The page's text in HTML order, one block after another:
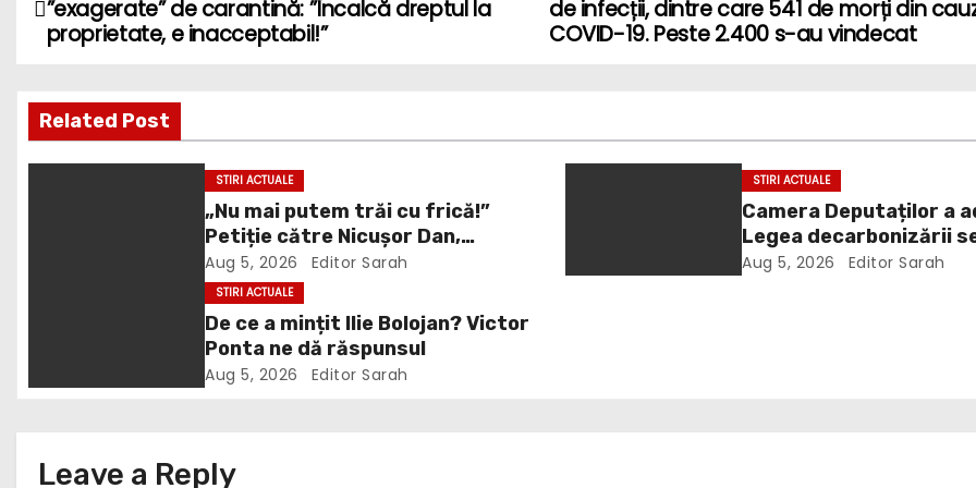
o
t
n
de infecții, dintre care 541 de morți din
COVID-19. Peste 2.400 s-au vindecat
”exagerate” de carantină: ”Încalcă dreptul la
proprietate, e inacceptabil!”
Related Post
STIRI ACTUALE
„Nu mai putem trăi cu frică!”
Petiție către Nicușor Dan,
Bolojan și Buzoianu după
atacurile urșilor din Covasna
Aug 5, 2026 Editor Sarah
STIRI ACTUALE
Camera Deputaților a
Legea decarbonizării
energetic.
Aug 5, 2026 Editor Sarah
STIRI ACTUALE
De ce a mințit Ilie Bolojan? Victor
Ponta ne dă răspunsul
Aug 5, 2026 Editor Sarah
Leave a Reply